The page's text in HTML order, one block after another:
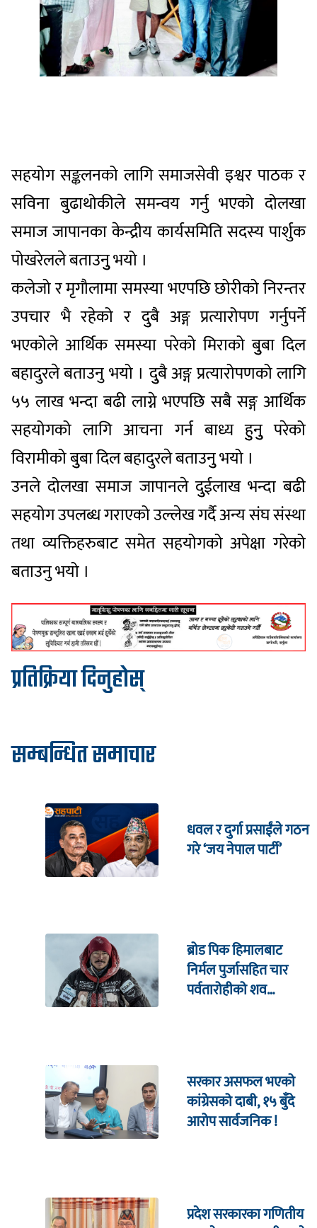
सहयोग सङ्कलनको लागि समाजसेवी इश्वर पाठक र
सविना बुुढाथोकीले समन्वय गर्नु भएको दोलखा
समाज जापानका केन्द्रीय कार्यसमिति सदस्य पार्शुक
पोखरेलले बताउनुु भयो ।
कलेजो र मृगौलामा समस्या भएपछि छोरीको निरन्तर
उपचार भै रहेको र दुुबै अङ्ग प्रत्यारोपण गर्नुपर्ने
भएकोले आर्थिक समस्या परेको मिराको बुुबा दिल
बहादुरले बताउनु भयो । दुुबै अङ्ग प्रत्यारोपणको लागि
५५ लाख भन्दा बढी लाग्ने भएपछि सबै सङ्ग आर्थिक
सहयोगको लागि आचना गर्न बाध्य हुुनुु परेको
विरामीको बुुबा दिल बहादुरले बताउनुु भयो ।
उनले दोलखा समाज जापानले दुुईलाख भन्दा बढी
सहयोग उपलब्ध गराएको उल्लेख गर्दै अन्य संघ संस्था
तथा व्यक्तिहरुबाट समेत सहयोगको अपेक्षा गरेको
बताउनु भयो ।
प्रतिक्रिया दिनुहोस्
सम्बन्धित समाचार
धवल र दुर्गा प्रसाईंले गठन
गरे ‘जय नेपाल पार्टी’
ब्रोड पिक हिमालबाट
निर्मल पुर्जासहित चार
पर्वतारोहीको शव
सरकार असफल भएको
कांग्रेसको दाबी, १५ बुँदे
आरोप सार्वजनिक !
प्रदेश सरकारका गणितीय